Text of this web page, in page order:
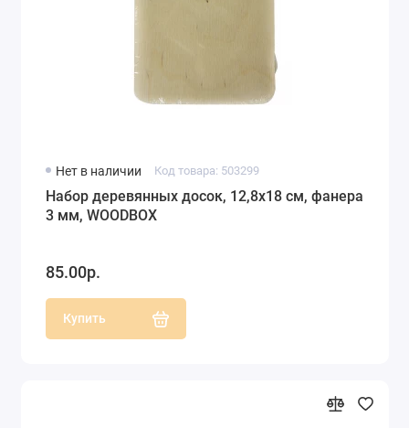
Нет в наличии Код товара: 503299
Набор деревянных досок, 12,8х18 см, фанера
3 мм, WOODBOX
85.00р.
Купить